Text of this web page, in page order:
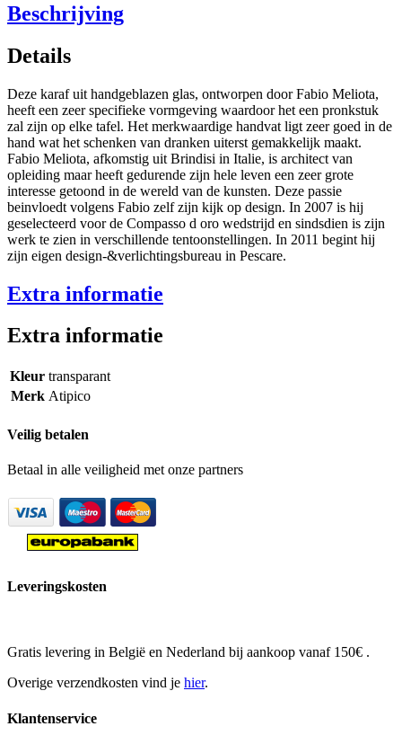
Beschrijving
Details
Deze karaf uit handgeblazen glas, ontworpen door Fabio Meliota,
heeft een zeer specifieke vormgeving waardoor het een pronkstuk
zal zijn op elke tafel. Het merkwaardige handvat ligt zeer goed in de
hand wat het schenken van dranken uiterst gemakkelijk maakt.
Fabio Meliota, afkomstig uit Brindisi in Italie, is architect van
opleiding maar heeft gedurende zijn hele leven een zeer grote
interesse getoond in de wereld van de kunsten. Deze passie
beinvloedt volgens Fabio zelf zijn kijk op design. In 2007 is hij
geselecteerd voor de Compasso d oro wedstrijd en sindsdien is zijn
werk te zien in verschillende tentoonstellingen. In 2011 begint hij
zijn eigen design-&verlichtingsbureau in Pescare.
Extra informatie
Extra informatie
Kleur transparant
Merk Atipico
Veilig betalen
Betaal in alle veiligheid met onze partners
Leveringskosten
Gratis levering in België en Nederland bij aankoop vanaf 150€ .
Overige verzendkosten vind je hier.
Klantenservice